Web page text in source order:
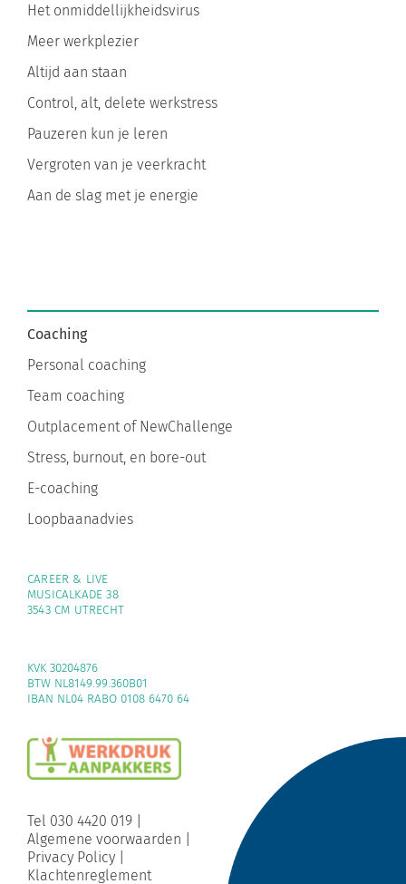
Het onmiddellijkheidsvirus
Meer werkplezier
Altijd aan staan
Control, alt, delete werkstress
Pauzeren kun je leren
Vergroten van je veerkracht
Aan de slag met je energie
Coaching
Personal coaching
Team coaching
Outplacement of NewChallenge
Stress, burnout, en bore-out
E-coaching
Loopbaanadvies
CAREER & LIVE
MUSICALKADE 38
3543 CM UTRECHT
KVK 30204876
BTW NL8149.99.360B01
IBAN NL04 RABO 0108 6470 64
Tel 030 4420 019|
Algemene voorwaarden
Privacy Policy|
Klachtenreglement